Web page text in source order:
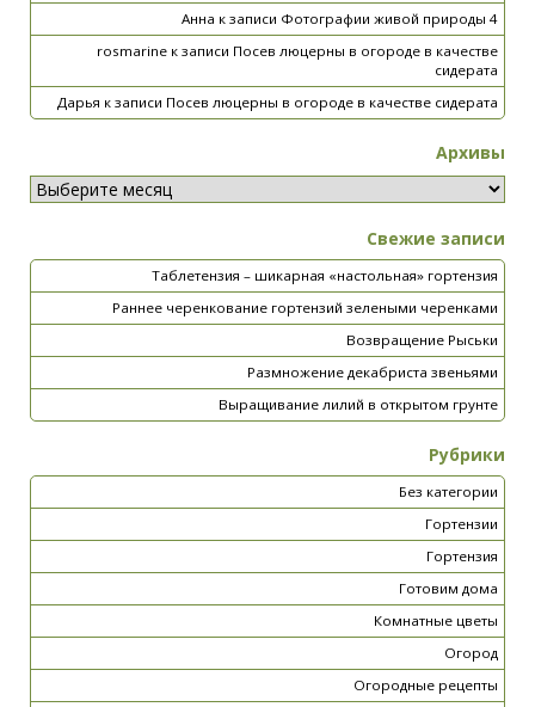
Анна к записи Фотографии живой природы 4
rosmarine к записи Посев люцерны в огороде в качестве
сидерата
Дарья к записи Посев люцерны в огороде в качестве сидерата
Архивы
Свежие записи
Таблетензия – шикарная «настольная» гортензия
Раннее черенкование гортензий зелеными черенками
Возвращение Рыськи
Размножение декабриста звеньями
Выращивание лилий в открытом грунте
Рубрики
Без категории
Гортензии
Гортензия
Готовим дома
Комнатные цветы
Огород
Огородные рецепты